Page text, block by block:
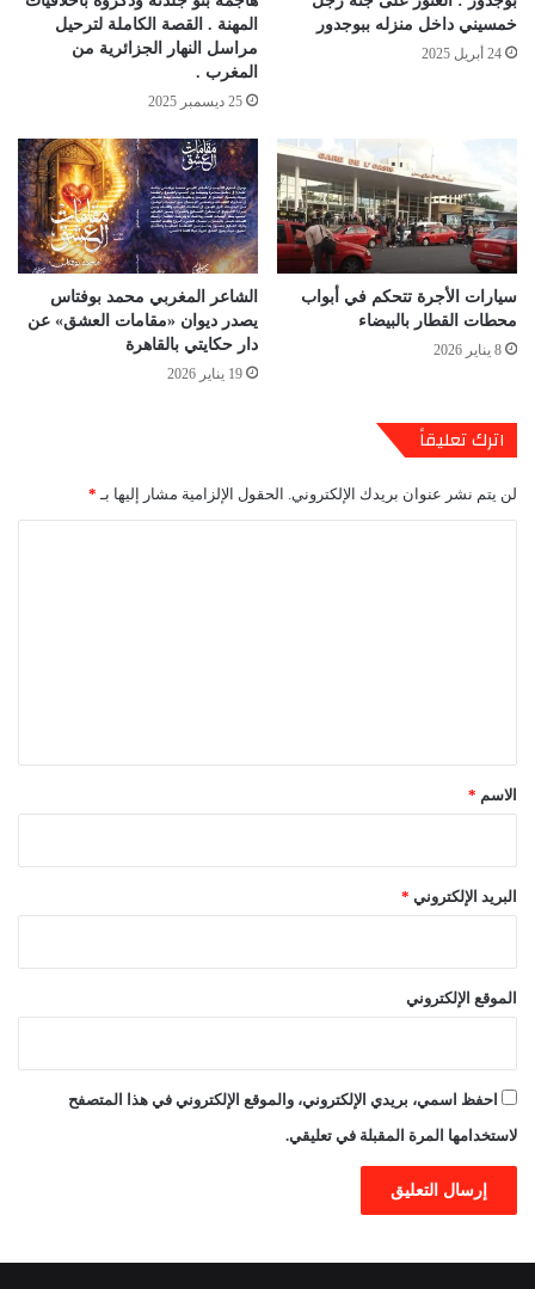
خمسيني داخل منزله ببوجدور
24 أبريل 2025
المهنة . القصة الكاملة لترحيل
مراسل النهار الجزائرية من
المغرب .
25 ديسمبر 2025
سيارات الأجرة تتحكم في أبواب
محطات القطار بالبيضاء
8 يناير 2026
الشاعر المغربي محمد بوفتاس
يصدر ديوان «مقامات العشق» عن
دار حكايتي بالقاهرة
19 يناير 2026
اترك تعليقاً
لن يتم نشر عنوان بريدك الإلكتروني. الحقول الإلزامية مشار إليها بـ *
*الاسم *
البريد الإلكتروني *
الموقع الإلكتروني
احفظ اسمي، بريدي الإلكتروني، والموقع الإلكتروني في هذا المتصفح
لاستخدامها المرة المقبلة في تعليقي.